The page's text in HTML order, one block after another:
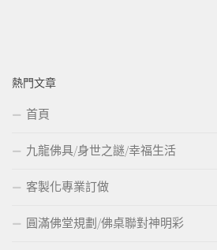
熱門文章
首頁
九龍佛具/身世之謎/幸福生活
客製化專業訂做
圓滿佛堂規劃/佛桌聯對神明彩